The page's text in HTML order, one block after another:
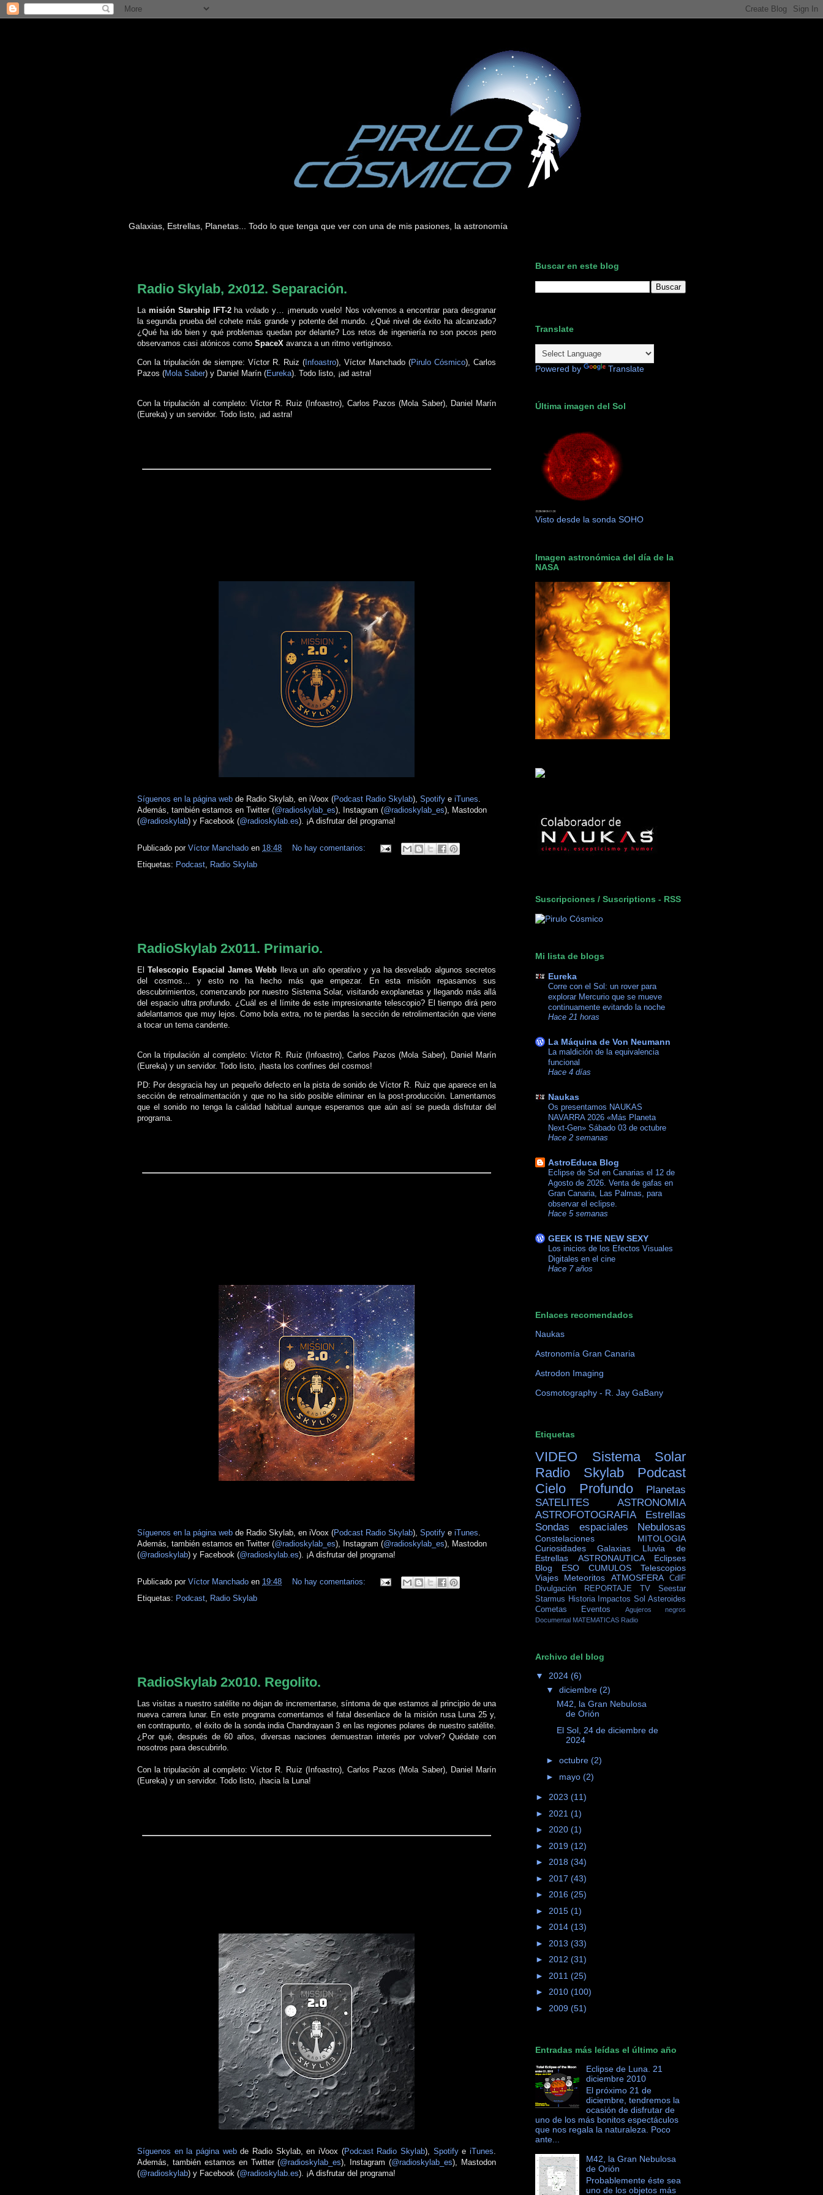
Galaxias, Estrellas, Planetas... Todo lo que tenga que ver con una de mis pasiones, la astronomía
Radio Skylab, 2x012. Separación.
La misión Starship IFT-2ha volado y… ¡menudo vuelo! Nos volvemos a encontrar para desgranar
la segunda prueba del cohete más grande y potente del mundo. ¿Qué nivel de éxito ha alcanzado?
¿Qué ha ido bien y qué problemas quedan por delante? Los retos de ingeniería no son pocos pero
observamos casi atónicos como SpaceX avanza a un ritmo vertiginoso.
Con la tripulación de siempre: Víctor R. Ruiz ( Infoastro), Víctor Manchado (Pirulo Cósmico), Carlos
Pazos (Mola Saber) y Daniel Marín (Eureka). Todo listo, ¡ad astra!
Con la tripulación al completo: Víctor R. Ruiz (Infoastro), Carlos Pazos (Mola Saber), Daniel Marín
(Eureka) y un servidor. Todo listo, ¡ad astra!
Síguenos en la página web de Radio Skylab, en iVoox (Podcast Radio Skylab), Spotify e iTunes.
Además, también estamos en Twitter (@radioskylab_es), Instagram (@radioskylab_es), Mastodon
(@radioskylab) y Facebook (@radioskylab.es). ¡A disfrutar del programa!
Publicado por Víctor Manchado en 18:48
No hay comentarios:
Etiquetas: Podcast, Radio Skylab
RadioSkylab 2x011. Primario.
ElTelescopio Espacial James Webb lleva un año operativo y ya ha desvelado algunos secretos
del cosmos… y esto no ha hecho más que empezar. En esta misión repasamos sus
descubrimientos, comenzando por nuestro Sistema Solar, visitando exoplanetas y llegando más allá
del espacio ultra profundo. ¿Cuál es el límite de este impresionante telescopio? El tiempo dirá pero
adelantamos que muy lejos. Como bola extra, no te pierdas la sección de retrolimentación que viene
a tocar un tema candente.
Con la tripulación al completo: Víctor R. Ruiz (Infoastro), Carlos Pazos (Mola Saber), Daniel Marín
(Eureka) y un servidor. Todo listo, ¡hasta los confines del cosmos!
PD: Por desgracia hay un pequeño defecto en la pista de sonido de Víctor R. Ruiz que aparece en la
sección de retroalimentación y que no ha sido posible eliminar en la post-producción. Lamentamos
que el sonido no tenga la calidad habitual aunque esperamos que aún así se pueda disfrutar del
programa.
Síguenos en la página web de Radio Skylab, en iVoox (Podcast Radio Skylab), Spotify e iTunes.
Además, también estamos en Twitter (@radioskylab_es), Instagram (@radioskylab_es), Mastodon
(@radioskylab) y Facebook (@radioskylab.es). ¡A disfrutar del programa!
Publicado por Víctor Manchado en 19:48
No hay comentarios:
Etiquetas: Podcast, Radio Skylab
RadioSkylab 2x010. Regolito.
Las visitas a nuestro satélite no dejan de incrementarse, síntoma de que estamos al principio de una
nueva carrera lunar. En este programa comentamos el fatal desenlace de la misión rusa Luna 25 y,
en contrapunto, el éxito de la sonda india Chandrayaan 3 en las regiones polares de nuestro satélite.
¿Por qué, después de 60 años, diversas naciones demuestran interés por volver? Quédate con
nosotros para descubrirlo.
Con la tripulación al completo: Víctor R. Ruiz (Infoastro), Carlos Pazos (Mola Saber), Daniel Marín
(Eureka) y un servidor. Todo listo, ¡hacia la Luna!
Síguenos en la página webde Radio Skylab, en iVoox (Podcast Radio Skylab), SpotifyeiTunes.
Además, también estamos en Twitter (@radioskylab_es), Instagram (@radioskylab_es), Mastodon
(@radioskylab) y Facebook (@radioskylab.es). ¡A disfrutar del programa!
Buscar en este blog
Translate
Powered by Translate
Última imagen del Sol
Visto desde la sonda SOHO
Imagen astronómica del día de la
NASA
Suscripciones / Suscriptions - RSS
Mi lista de blogs
Eureka
Corre con el Sol: un rover para
explorar Mercurio que se mueve
continuamente evitando la noche
Hace 21 horas
La Máquina de Von Neumann
La maldición de la equivalencia
funcional
Hace 4 días
Naukas
Os presentamos NAUKAS
NAVARRA 2026 «Más Planeta
Next-Gen» Sábado 03 de octubre
Hace 2 semanas
AstroEduca Blog
Eclipse de Sol en Canarias el 12 de
Agosto de 2026. Venta de gafas en
Gran Canaria, Las Palmas, para
observar el eclipse.
Hace 5 semanas
GEEK IS THE NEW SEXY
Los inicios de los Efectos Visuales
Digitales en el cine
Hace 7 años
Enlaces recomendados
Naukas
Astronomía Gran Canaria
Astrodon Imaging
Cosmotography - R. Jay GaBany
Etiquetas
VIDEO
Sistema Solar
Radio Skylab
Podcast
Cielo Profundo
Planetas
SATELITES
ASTRONOMIA
ASTROFOTOGRAFIA
Estrellas
Sondas espaciales
Nebulosas
Constelaciones
MITOLOGIA
Curiosidades
Galaxias
Lluvia de
Estrellas
ASTRONAUTICA
Eclipses
Blog
ESO CUMULOS
Telescopios
Viajes
Meteoritos ATMOSFERA
CdlF
Divulgación
REPORTAJE TV
Seestar
Starmus Historia Impactos Sol Asteroides
Cometas
Eventos
Agujeros negros
Documental MATEMATICAS Radio
Archivo del blog
▼ 2024 (6)
▼ diciembre (2)
M42, la Gran Nebulosa
de Orión
El Sol, 24 de diciembre de
2024
► octubre (2)
► mayo (2)
► 2023 (11)
► 2021 (1)
► 2020 (1)
► 2019 (12)
► 2018 (34)
► 2017 (43)
► 2016 (25)
► 2015 (1)
► 2014 (13)
► 2013 (33)
► 2012 (31)
► 2011 (25)
► 2010 (100)
► 2009 (51)
Entradas más leídas el último año
Eclipse de Luna. 21
diciembre 2010
El próximo 21 de
diciembre, tendremos la
ocasión de disfrutar de
uno de los más bonitos espectáculos
que nos regala la naturaleza. Poco
ante...
M42, la Gran Nebulosa
de Orión
Probablemente éste sea
uno de los objetos más